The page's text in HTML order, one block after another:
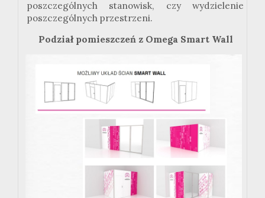
poszczególnych stanowisk, czy wydzielenie
poszczególnych przestrzeni.
Podział pomieszczeń z OmegaSmart Wall